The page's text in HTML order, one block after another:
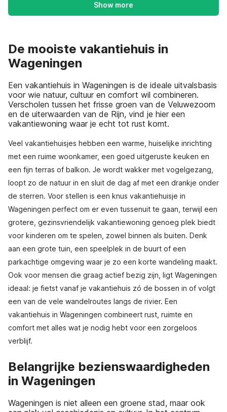
Show more
De mooiste vakantiehuis in
Wageningen
Een vakantiehuis in Wageningen is de ideale uitvalsbasis
voor wie natuur, cultuur en comfort wil combineren.
Verscholen tussen het frisse groen van de Veluwezoom
en de uiterwaarden van de Rijn, vind je hier een
vakantiewoning waar je echt tot rust komt.
Veel vakantiehuisjes hebben een warme, huiselijke inrichting
met een ruime woonkamer, een goed uitgeruste keuken en
een fijn terras of balkon. Je wordt wakker met vogelgezang,
loopt zo de natuur in en sluit de dag af met een drankje onder
de sterren. Voor stellen is een knus vakantiehuisje in
Wageningen perfect om er even tussenuit te gaan, terwijl een
grotere, gezinsvriendelijk vakantiewoning genoeg plek biedt
voor kinderen om te spelen, zowel binnen als buiten. Denk
aan een grote tuin, een speelplek in de buurt of een
parkachtige omgeving waar je zo een korte wandeling maakt.
Ook voor mensen die graag actief bezig zijn, ligt Wageningen
ideaal: je fietst vanaf je vakantiehuis zó de bossen in of volgt
een van de vele wandelroutes langs de rivier. Een
vakantiehuis in Wageningen combineert rust, ruimte en
comfort met alles wat je nodig hebt voor een zorgeloos
verblijf.
Belangrijke bezienswaardigheden
in Wageningen
Wageningen is niet alleen een groene stad, maar ook